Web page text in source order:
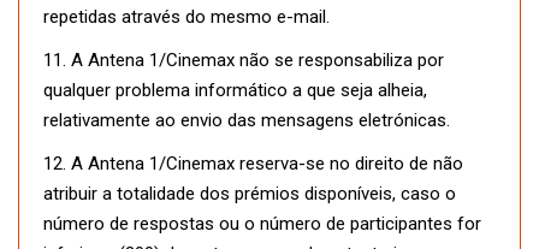
repetidas através do mesmo e-mail.
11. A Antena 1/Cinemax não se responsabiliza por
qualquer problema informático a que seja alheia,
relativamente ao envio das mensagens eletrónicas.
12. A Antena 1/Cinemax reserva-se no direito de não
atribuir a totalidade dos prémios disponíveis, caso o
número de respostas ou o número de participantes for